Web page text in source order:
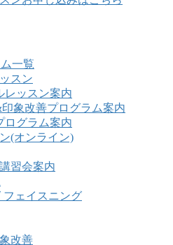
一覧
スン
レッスン案内
象改善プログラム案内
ログラム案内
(オンライン)
習会案内
ェイスニング
改善